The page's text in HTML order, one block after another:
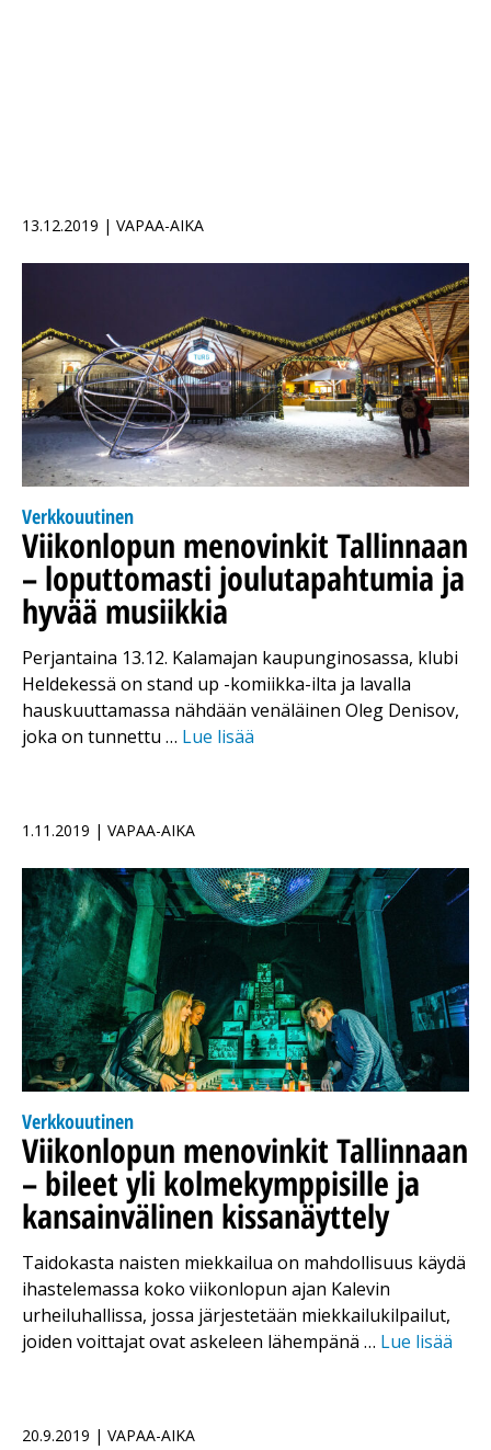
13.12.2019 | VAPAA-AIKA
Verkkouutinen
Viikonlopun menovinkit Tallinnaan
– loputtomasti joulutapahtumia ja
hyvää musiikkia
Perjantaina 13.12. Kalamajan kaupunginosassa, klubi
Heldekessä on stand up -komiikka-ilta ja lavalla
hauskuuttamassa nähdään venäläinen Oleg Denisov,
joka on tunnettu … Lue lisää
1.11.2019 | VAPAA-AIKA
Verkkouutinen
Viikonlopun menovinkit Tallinnaan
– bileet yli kolmekymppisille ja
kansainvälinen kissanäyttely
Taidokasta naisten miekkailua on mahdollisuus käydä
ihastelemassa koko viikonlopun ajan Kalevin
urheiluhallissa, jossa järjestetään miekkailukilpailut,
joiden voittajat ovat askeleen lähempänä … Lue lisää
20.9.2019 | VAPAA-AIKA